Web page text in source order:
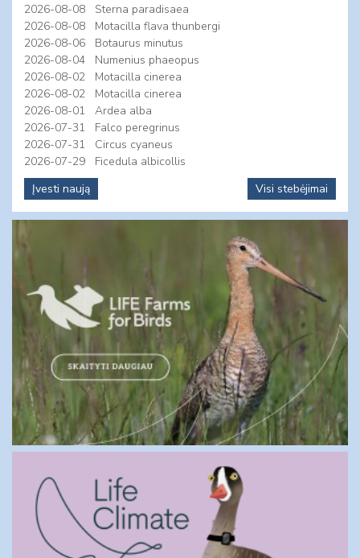
2026-08-08
Sterna paradisaea
2026-08-08
Motacilla flava thunbergi
2026-08-06
Botaurus minutus
2026-08-04
Numenius phaeopus
2026-08-02
Motacilla cinerea
2026-08-02
Motacilla cinerea
2026-08-01
Ardea alba
2026-07-31
Falco peregrinus
2026-07-31
Circus cyaneus
2026-07-29
Ficedula albicollis
Įvesti naują
Visi stebėjimai